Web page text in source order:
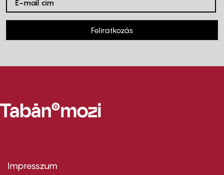
Feliratkozás
Footer
Impresszum